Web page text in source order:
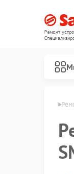
Ремонт
в Астрахани